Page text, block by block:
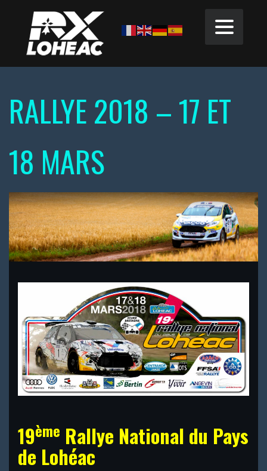
RALLYE 2018 – 17 ET
18 MARS
19ème Rallye National du Pays
de Lohéac